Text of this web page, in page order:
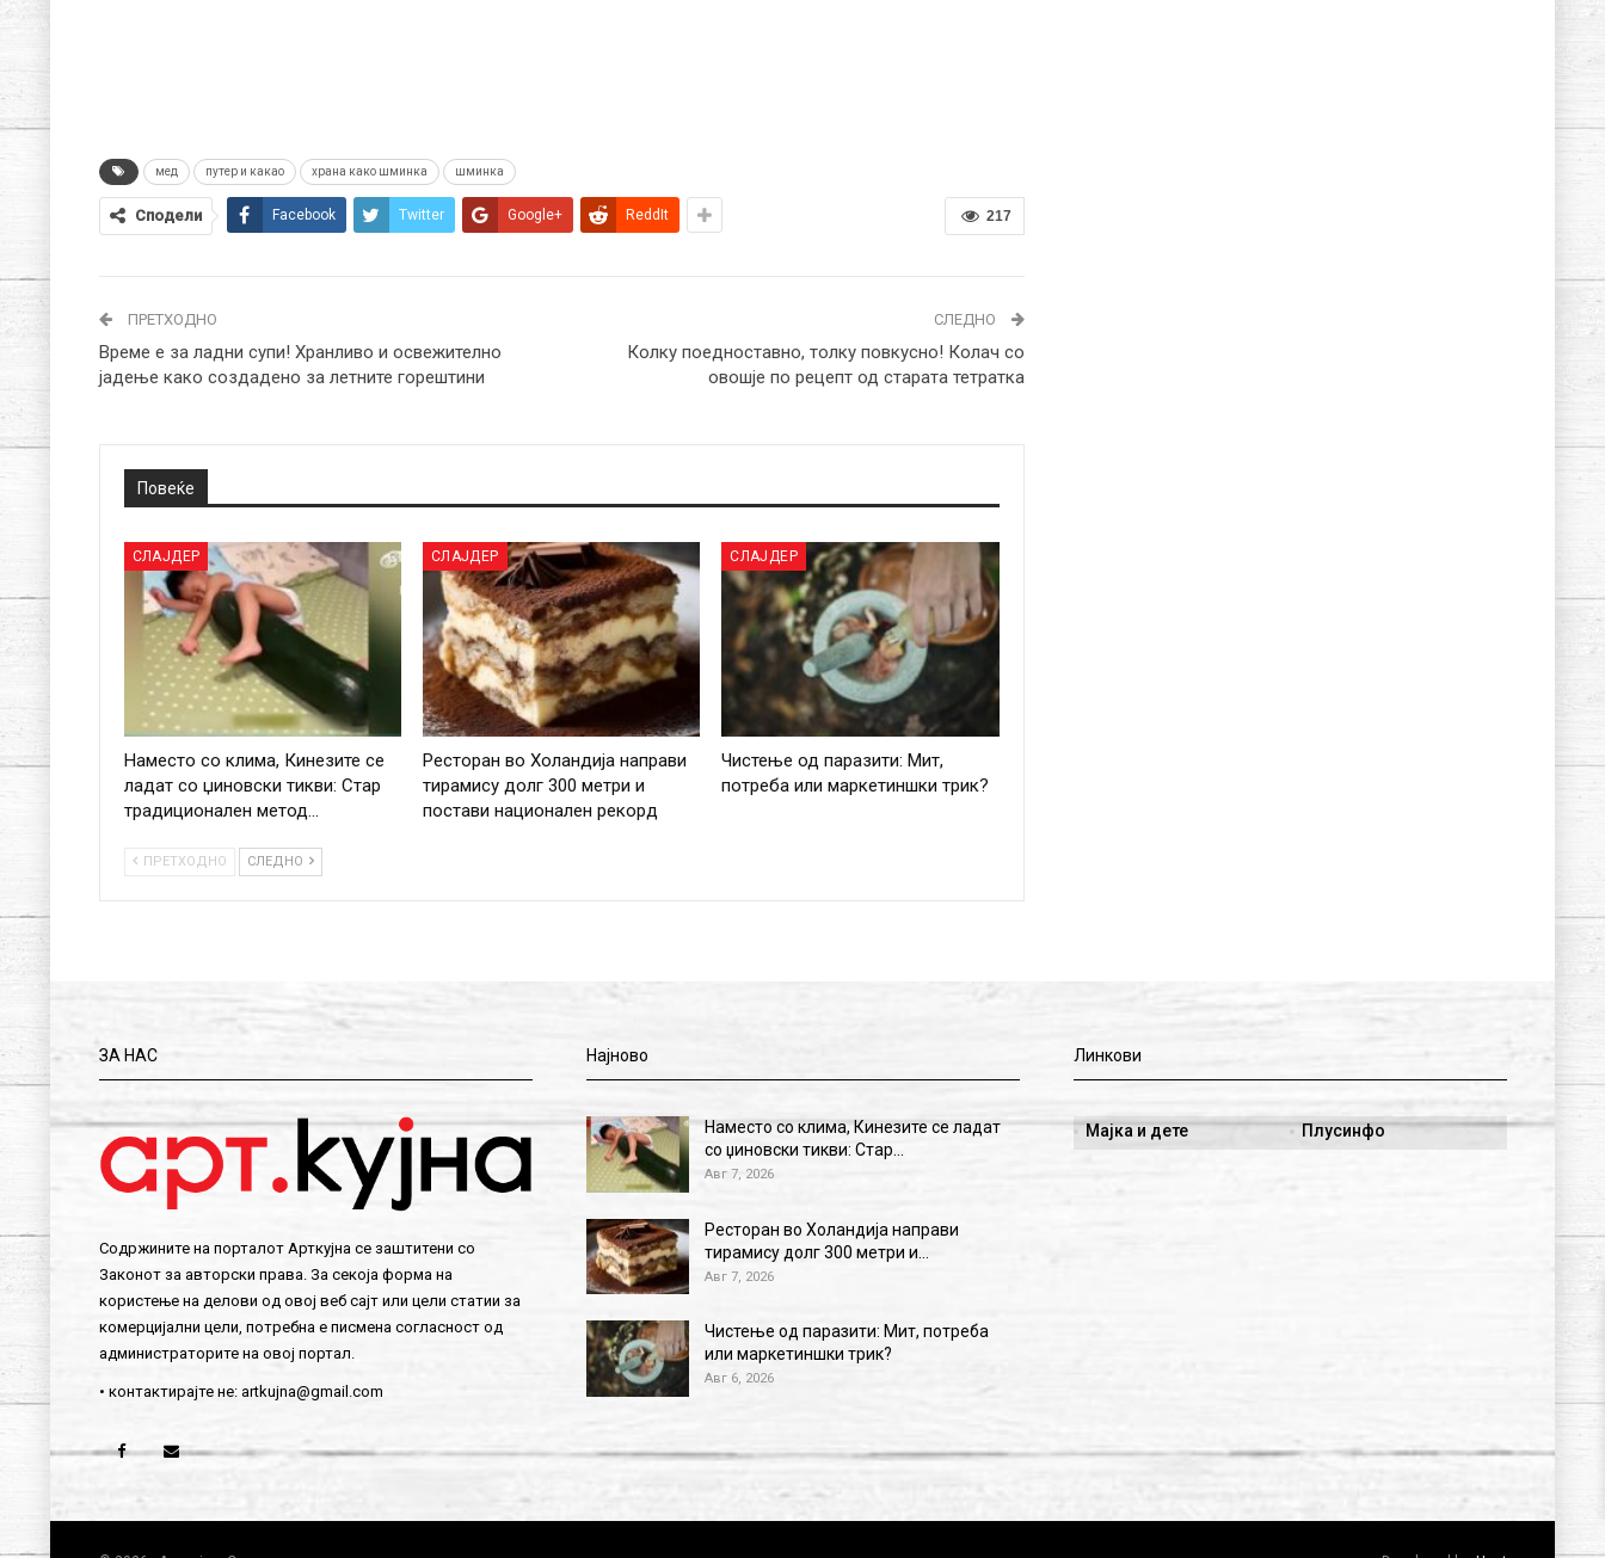
мед путер и какао храна како шминка шминка
217
Сподели Facebook Twitter Google+ ReddIt
ПРЕТХОДНО
Време е за ладни супи! Хранливо и освежително
јадење како создадено за летните горештини
СЛЕДНО
Колку поедноставно, толку повкусно! Колач со
овошје по рецепт од старата тетратка
Повеќе
СЛАЈДЕР
Наместо со клима, Кинезите се
ладат со џиновски тикви: Стар
традиционален метод…
СЛАЈДЕР
Ресторан во Холандија направи
тирамису долг 300 метри и
постави национален рекорд
СЛАЈДЕР
Чистење од паразити: Мит,
потреба или маркетиншки трик?
ПРЕТХОДНО СЛЕДНО
ЗА НАС
Содржините на порталот Арткујна се заштитени со
Законот за авторски права. За секоја форма на
користење на делови од овој веб сајт или цели статии за
комерцијални цели, потребна е писмена согласност од
администраторите на овој портал.
• контактирајте не: artkujna@gmail.com
Најново
Наместо со клима, Кинезите се ладат
со џиновски тикви: Стар…
Авг 7, 2026
Ресторан во Холандија направи
тирамису долг 300 метри и…
Авг 7, 2026
Чистење од паразити: Мит, потреба
или маркетиншки трик?
Авг 6, 2026
Линкови
Мајка и дете Плусинфо